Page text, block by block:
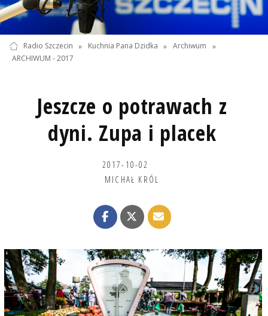
Radio Szczecin » Kuchnia Pana Dzidka » Archiwum
»
ARCHIWUM - 2017
Jeszcze o potrawach z
dyni. Zupa i placek
2017-10-02
MICHAŁ KRÓL